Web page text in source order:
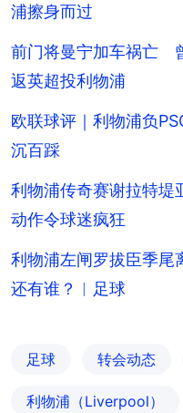
浦擦身而过
前门将曼宁加车祸亡
返英超投利物浦
欧联球评｜利物浦负
沉百踩
利物浦传奇赛谢拉特
动作令球迷疯狂
利物浦左闸罗拔臣季
还有谁？︱足球
足球 转会动态
利物浦（Liverpool）